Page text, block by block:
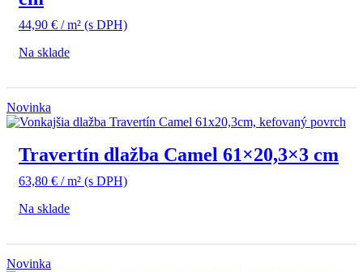
44,90 € / m² (s DPH)
Na sklade
Novinka
Travertín dlažba Camel 61×20,3×3 cm
63,80 € / m² (s DPH)
Na sklade
Novinka